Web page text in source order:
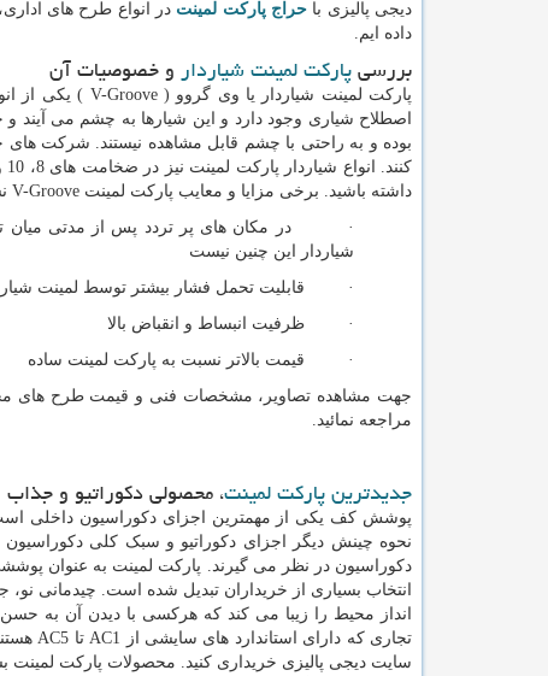
دیجی پالیزی با حراج پارکت لمینت در انواع طرح های
داده ایم.
بررسیپارکت لمینت شیاردارو خصوصیات آن
پارکت لمینت شیاردار یا وی گروو (V-Groove ) یکی از
اصطلاح شیاری وجود دارد و این شیارها به چشم می آیند
بوده و به راحتی با چشم قابل مشاهده نیستند. شرکت های
داشته باشید. برخی مزایا و معایب پارکت لمینت V-Groove
· در مکان های پر تردد پس از مدتی میان
شیاردار این چنین نیست
· قابلیت تحمل فشار بیشتر توسط لمینت شیار
· ظرفیت انبساط و انقباض بالا
· قیمت بالاتر نسبت به پارکت لمینت ساده
جهت مشاهده تصاویر، مشخصات فنی و قیمت طرح های
مراجعه نمائید.
جدیدترین پارکت لمینت، محصولی دکوراتیو و جذاب
پوشش کف یکی از مهمترین اجزای دکوراسیون داخلی است و
نحوه چینش دیگر اجزای دکوراتیو و سبک کلی
دکوراسیون در نظر می گیرند. پارکت لمینت به عنوان
انتخاب بسیاری از خریداران تبدیل شده است. چیدمانی
انداز محیط را زیبا می کند که هرکسی با دیدن آن به
تجاری که دارای استاندارد های سایشی از AC1تا AC5
سایت دیجی پالیزی خریداری کنید. محصولات پارکت